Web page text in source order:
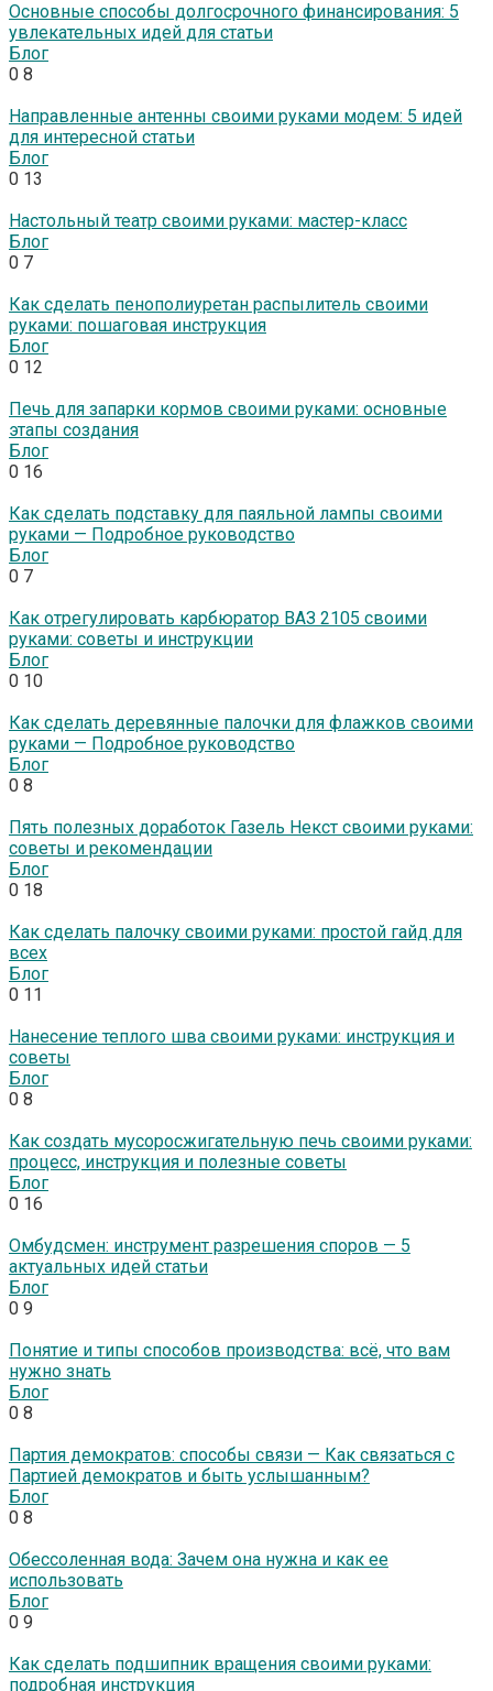
Основные способы долгосрочного финансирования: 5
увлекательных идей для статьи
Блог
0 8
Направленные антенны своими руками модем: 5 идей
для интересной статьи
Блог
0 13
Настольный театр своими руками: мастер-класс
Блог
0 7
Как сделать пенополиуретан распылитель своими
руками: пошаговая инструкция
Блог
0 12
Печь для запарки кормов своими руками: основные
этапы создания
Блог
0 16
Как сделать подставку для паяльной лампы своими
руками — Подробное руководство
Блог
0 7
Как отрегулировать карбюратор ВАЗ 2105 своими
руками: советы и инструкции
Блог
0 10
Как сделать деревянные палочки для флажков своими
руками — Подробное руководство
Блог
0 8
Пять полезных доработок Газель Некст своими руками:
советы и рекомендации
Блог
0 18
Как сделать палочку своими руками: простой гайд для
всех
Блог
0 11
Нанесение теплого шва своими руками: инструкция и
советы
Блог
0 8
Как создать мусоросжигательную печь своими руками:
процесс, инструкция и полезные советы
Блог
0 16
Омбудсмен: инструмент разрешения споров — 5
актуальных идей статьи
Блог
0 9
Понятие и типы способов производства: всё, что вам
нужно знать
Блог
0 8
Партия демократов: способы связи — Как связаться с
Партией демократов и быть услышанным?
Блог
0 8
Обессоленная вода: Зачем она нужна и как ее
использовать
Блог
0 9
Как сделать подшипник вращения своими руками:
подробная инструкция